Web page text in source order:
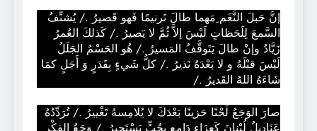
إنَّ حَبلَ النَّغَم ِمَهما طالَ تَرنيمًا فَهو قَصيرُ ./ يُشنِّفُ
السَّمعَ لِلَحَظاتٍ لَيْسَ إلاَّ ثُمَّ لا يَصيرُ ./ كَذلكَ العُمرُ
زَيَّادُ وإنْ طالَ يَتَوقَّفُ المَسيرُ ./ هُو الحَسْمُ الجَلَلُ
لَيْسَ قبْلَهُ و لا بَعْدَهُ نَذيرُ ./ كلُّ شَيءٍ بِقَدَرٍ وَ أَجَلٍ كمَا
شَاءَهُ اللهُ القَديرُ ./
صارَ الوَجَعُ لَحْنًا حَزينًا بَعْدَكَ لا يُلامِسهُ تَغْييرُ ./ تُرَدِّدُهُ
عَنَادِيلُ لُبْنانَ كَعزَاءٍ دَامِعٍ بِحُبٍّ يَسْتَجيرُ ./ وَجَعُ الفِكْرِ